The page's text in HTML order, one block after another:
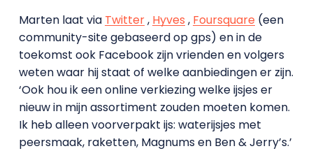
Marten laat via Twitter, Hyves , Foursquare(een
community-site gebaseerd op gps) en in de
toekomst ook Facebook zijn vrienden en volgers
weten waar hij staat of welke aanbiedingen er zijn.
‘Ook hou ik een online verkiezing welke ijsjes er
nieuw in mijn assortiment zouden moeten komen.
Ik heb alleen voorverpakt ijs: waterijsjes met
peersmaak, raketten, Magnums en Ben & Jerry’s.’